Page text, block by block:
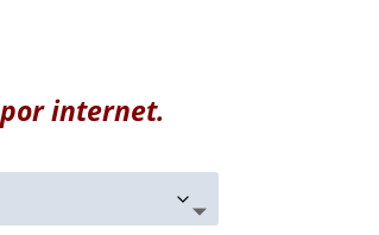
internet.